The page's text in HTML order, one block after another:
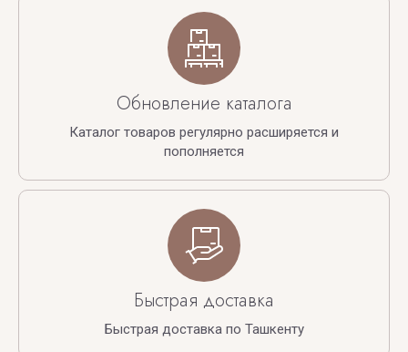
Обновление каталога
Каталог товаров регулярно расширяется и
пополняется
Быстрая доставка
Быстрая доставка по Ташкенту